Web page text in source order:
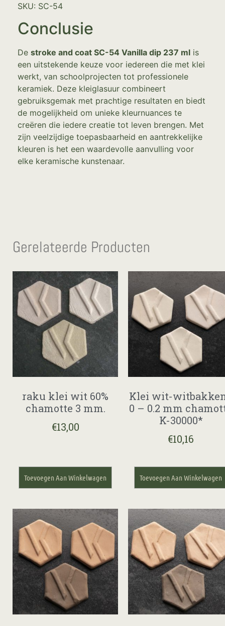
SKU: SC-54
Conclusie
De stroke and coat SC-54 Vanilla dip 237 ml is
een uitstekende keuze voor iedereen die met klei
werkt, van schoolprojecten tot professionele
keramiek. Deze kleiglasuur combineert
gebruiksgemak met prachtige resultaten en biedt
de mogelijkheid om unieke kleurnuances te
creëren die iedere creatie tot leven brengen. Met
zijn veelzijdige toepasbaarheid en aantrekkelijke
kleuren is het een waardevolle aanvulling voor
elke keramische kunstenaar.
Gerelateerde Producten
raku klei wit 60%
chamotte 3 mm.
€13,00
Toevoegen Aan Winkelwagen
Klei wit-
0 – 0.2 mm
K-30000*
€10,16
Toevoegen Aan Winkelwagen